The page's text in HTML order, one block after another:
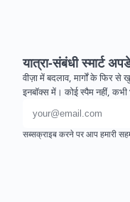
यात्रा-संबंधी स्मार्ट
वीज़ा में बदलाव, मार्गों के फिर
इनबॉक्स में। कोई स्पैम नहीं,
ईमेल पता
सब्सक्राइब करने पर आप हमारी